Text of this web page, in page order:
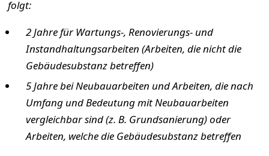
folgt:
2 Jahre für Wartungs-, Renovierungs- und
Instandhaltungsarbeiten (Arbeiten, die nicht die
Gebäudesubstanz betreffen)
5 Jahre bei Neubauarbeiten und Arbeiten, die nach
Umfang und Bedeutung mit Neubauarbeiten
vergleichbar sind (z. B. Grundsanierung) oder
Arbeiten, welche die Gebäudesubstanz betreffen